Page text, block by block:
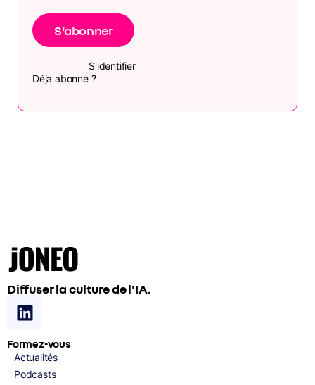
S'abonner
Déja abonné ?
S'identifier
Diffuser la culture de l'IA.
Formez-vous
Actualités
Podcasts